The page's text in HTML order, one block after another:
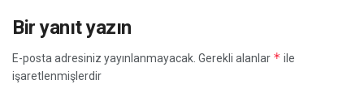
Bir yanıt yazın
E-posta adresiniz yayınlanmayacak. Gerekli alanlar * ile
işaretlenmişlerdir